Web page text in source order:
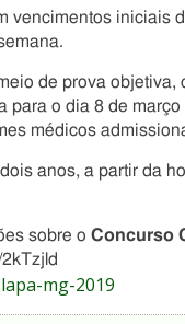
vencimentos iniciais
de prova
para o dia 8 de
médicos
anos, a partir da
sobre o Concurso
mg-2019